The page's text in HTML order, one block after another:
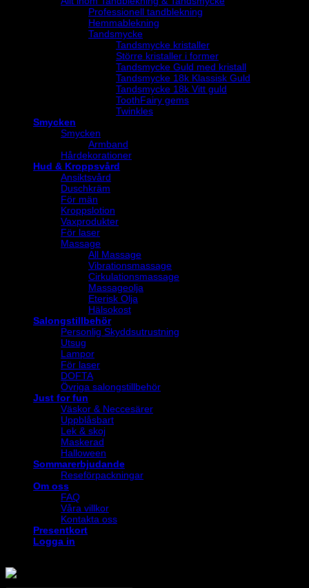
Professionell tandblekning
Hemmablekning
Tandsmycke
Tandsmycke kristaller
Större kristaller i former
Tandsmycke Guld med kristall
Tandsmycke 18k Klassisk Guld
Tandsmycke 18k Vitt guld
ToothFairy gems
Twinkles
Smycken
Smycken
Armband
Hårdekorationer
Hud & Kroppsvård
Ansiktsvård
Duschkräm
För män
Kroppslotion
Vaxprodukter
För laser
Massage
All Massage
Vibrationsmassage
Cirkulationsmassage
Massageolja
Eterisk Olja
Hälsokost
Salongstillbehör
Personlig Skyddsutrustning
Utsug
Lampor
För laser
DOFTA
Övriga salongstillbehör
Just for fun
Väskor & Neccesärer
Uppblåsbart
Lek & skoj
Maskerad
Halloween
Sommarerbjudande
Reseförpackningar
Om oss
FAQ
Våra villkor
Kontakta oss
Presentkort
Logga in